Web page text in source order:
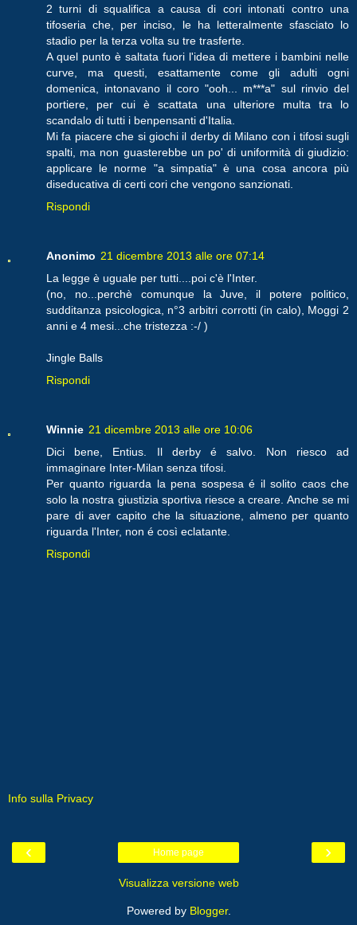
2 turni di squalifica a causa di cori intonati contro una
tifoseria che, per inciso, le ha letteralmente sfasciato lo
stadio per la terza volta su tre trasferte.
A quel punto è saltata fuori l'idea di mettere i bambini nelle
curve, ma questi, esattamente come gli adulti ogni
domenica, intonavano il coro "ooh... m***a" sul rinvio del
portiere, per cui è scattata una ulteriore multa tra lo
scandalo di tutti i benpensanti d'Italia.
Mi fa piacere che si giochi il derby di Milano con i tifosi sugli
spalti, ma non guasterebbe un po' di uniformità di giudizio:
applicare le norme "a simpatia" è una cosa ancora più
diseducativa di certi cori che vengono sanzionati.
Rispondi
Anonimo 21 dicembre 2013 alle ore 07:14
La legge è uguale per tutti....poi c'è l'Inter.
(no, no...perchè comunque la Juve, il potere politico,
sudditanza psicologica, n°3 arbitri corrotti (in calo), Moggi 2
anni e 4 mesi...che tristezza :-/ )
Jingle Balls
Rispondi
Winnie 21 dicembre 2013 alle ore 10:06
Dici bene, Entius. Il derby é salvo. Non riesco ad
immaginare Inter-Milan senza tifosi.
Per quanto riguarda la pena sospesa é il solito caos che
solo la nostra giustizia sportiva riesce a creare. Anche se mi
pare di aver capito che la situazione, almeno per quanto
riguarda l'Inter, non é così eclatante.
Rispondi
Info sulla Privacy
‹ ›
Home page
Visualizza versione web
Powered by Blogger.